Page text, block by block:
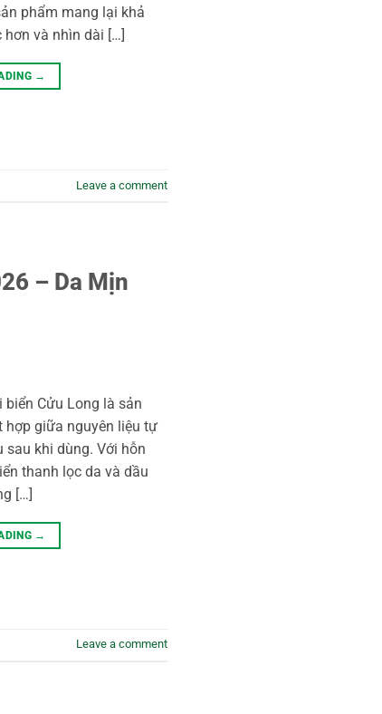
phẩm mang lại khả
và nhìn dài […]
→
Leave a comment
– Da Mịn
Cửu Long là sản
hợp giữa nguyên liệu tự
sau khi dùng. Với hỗn
thanh lọc da và dầu
[…]
→
Leave a comment